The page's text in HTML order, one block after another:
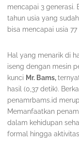
mencapai 3 generasi.
tahun usia yang
bisa mencapai usia 77
Hal yang menarik di
iseng dengan mesin
kunci Mr. Bams,
hasil (0,37 detik).
penamrbams.id
Memanfaatkan
dalam kehidupan
formal hingga